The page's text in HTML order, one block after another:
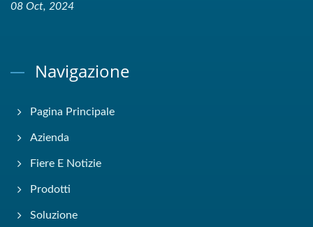
08 Oct, 2024
Navigazione
Pagina Principale
Azienda
Fiere E Notizie
Prodotti
Soluzione